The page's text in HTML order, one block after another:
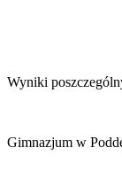
Wyniki
Gimnazjum w